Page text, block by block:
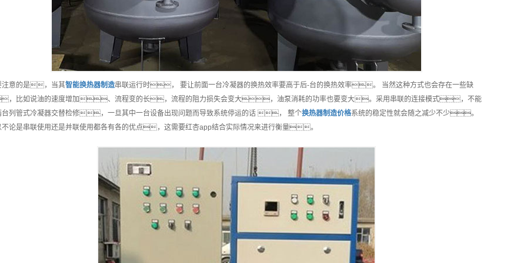
注意的是，当其智能换热器制造串联运行时， 要让前面一台冷凝器的换热效率要高于后-台的换热效率。 当然这种方式也会存在一些缺
，比如说油的速度增加、流程变的长，流程的阻力损失会变大，油泵消耗的功率也要变大。采用串联的连接模式，不能
台列管式冷凝器交替检修，一旦其中一台设备出现问题而导致系统停运的话 ， 整个换热器制造价格系统的稳定性就会随之减少不少。
不论是串联使用还是并联使用都各有各的优点，这需要红杏app结合实际情况来进行衡量。